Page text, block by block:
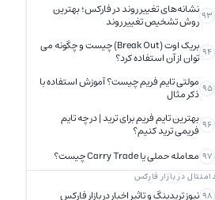
93نشانه‌های تغییر روند در فارکس؛ بهترین
روش تشخیص تغییر روند
94 بریک اوت (Break Out) چیست و چگونه می
توان از آن استفاده کرد؟
95 مولتی تایم فریم چیست؟ آموزش استفاده با
ذکر مثال
96 بهترین تایم فریم برای ترید | در چه تایم
فریمی ترید کنیم؟
97 معامله حملی یا Carry Trade چیست؟
در بازار فارکس
98 نیوز تریدینگ و تاثیر اخبار در بازار فارکس